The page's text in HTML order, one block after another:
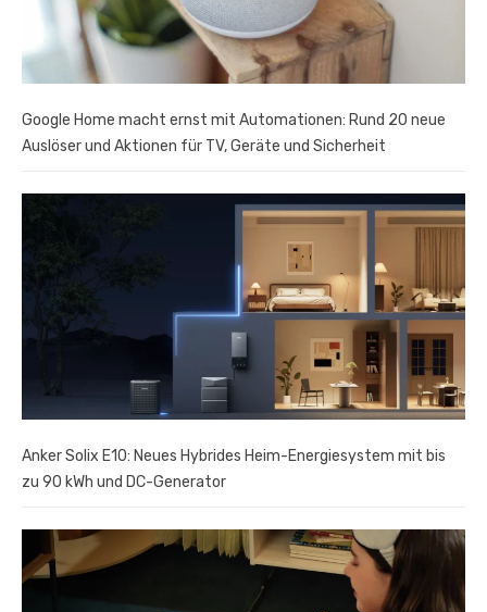
Google Home macht ernst mit Automationen: Rund 20 neue
Auslöser und Aktionen für TV, Geräte und Sicherheit
Anker Solix E10: Neues Hybrides Heim-Energiesystem mit bis
zu 90 kWh und DC-Generator